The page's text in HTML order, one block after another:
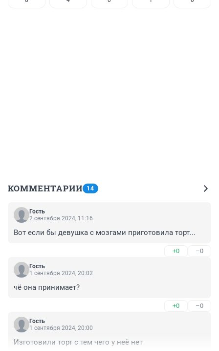
КОММЕНТАРИИ 14
Гость
2 сентября 2024, 11:16
Вот если бы девушка с мозгами приготовила торт...
+0 –0
Гость
1 сентября 2024, 20:02
чё она принимает?
+0 –0
Гость
1 сентября 2024, 20:00
Изготовили торт с тем чего у неё нет